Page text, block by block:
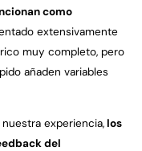
como
extensivamente
muy completo, pero
añaden variables
experiencia,los
del